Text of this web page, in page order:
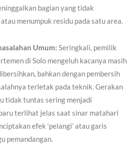
bagian yang tidak
menumpuk residu pada satu area.
Umum: Seringkali, pemilik
di Solo mengeluh kacanya masih
bahkan dengan pembersih
terletak pada teknik. Gerakan
tidak tuntas sering menjadi
terlihat jelas saat sinar matahari
efek ‘pelangi’ atau garis
pemandangan.